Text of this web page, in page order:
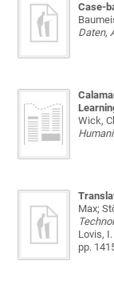
Case-
Daten,
Wick,
Max;
Lovis,
pp.